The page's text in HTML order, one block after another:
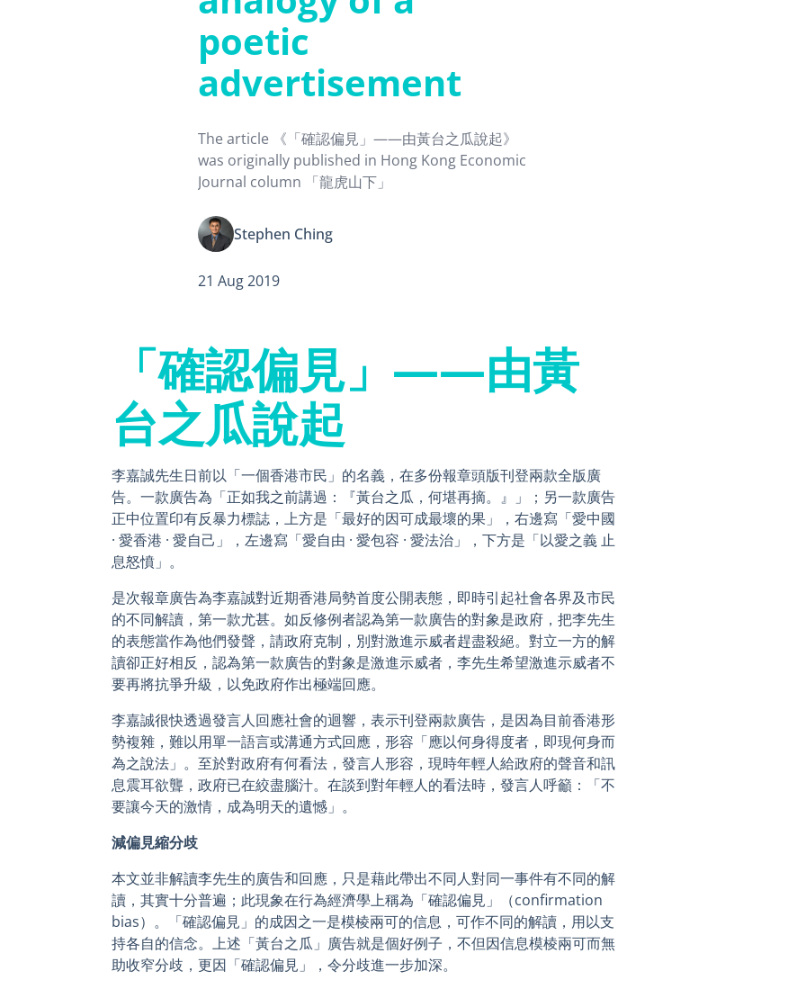
poetic
advertisement
The article 《「確認偏見」——由黃台之瓜說起》
was originally published in Hong Kong Economic
Journal column 「龍虎山下」
Stephen Ching
21 Aug 2019
「確認偏見」——由黃
台之瓜說起
李嘉誠先生日前以「一個香港市民」的名義，在多份報章頭版刊登兩款全版廣
告。一款廣告為「正如我之前講過：『黃台之瓜，何堪再摘。』」；另一款廣告
正中位置印有反暴力標誌，上方是「最好的因可成最壞的果」，右邊寫「愛中國
· 愛香港 · 愛自己」，左邊寫「愛自由 · 愛包容 · 愛法治」，下方是「以愛之義 止
息怒憤」。
是次報章廣告為李嘉誠對近期香港局勢首度公開表態，即時引起社會各界及市民
的不同解讀，第一款尤甚。如反修例者認為第一款廣告的對象是政府，把李先生
的表態當作為他們發聲，請政府克制，別對激進示威者趕盡殺絕。對立一方的解
讀卻正好相反，認為第一款廣告的對象是激進示威者，李先生希望激進示威者不
要再將抗爭升級，以免政府作出極端回應。
李嘉誠很快透過發言人回應社會的迴響，表示刊登兩款廣告，是因為目前香港形
勢複雜，難以用單一語言或溝通方式回應，形容「應以何身得度者，即現何身而
為之說法」。至於對政府有何看法，發言人形容，現時年輕人給政府的聲音和訊
息震耳欲聾，政府已在絞盡腦汁。在談到對年輕人的看法時，發言人呼籲：「不
要讓今天的激情，成為明天的遺憾」。
減偏見縮分歧
本文並非解讀李先生的廣告和回應，只是藉此帶出不同人對同一事件有不同的解
讀，其實十分普遍；此現象在行為經濟學上稱為「確認偏見」（confirmation
bias）。「確認偏見」的成因之一是模棱兩可的信息，可作不同的解讀，用以支
持各自的信念。上述「黃台之瓜」廣告就是個好例子，不但因信息模棱兩可而無
助收窄分歧，更因「確認偏見」，令分歧進一步加深。